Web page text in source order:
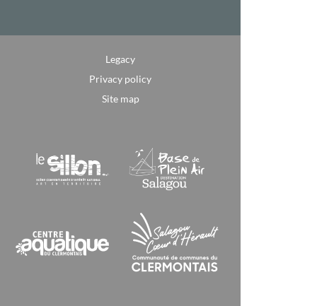
Legacy
Privacy policy
Site map